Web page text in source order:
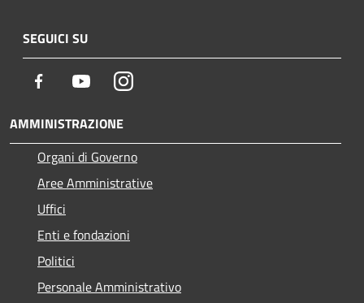
SEGUICI SU
Facebook YoutubeInstagram
AMMINISTRAZIONE
Organi di Governo
Aree Amministrative
Uffici
Enti e fondazioni
Politici
Personale Amministrativo